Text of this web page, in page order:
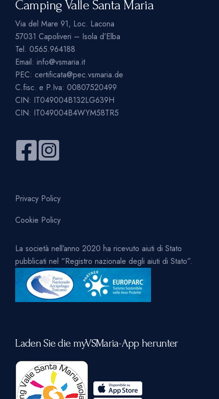
Camping Valle Santa Maria
Via del Mare 91, Loc. Lacona
57031 Capoliveri – Isola d’Elba
Tel.0565.964188
Email:info@vsmaria.it
PEC:certificata@pec.vsmaria.de
C.fisc. e P.Iva: 00807520499
CIN: IT049004B132LG639H
CIN: IT049004B4WYM58TR5
Privacy Policy
Cookie Policy
La società nell’anno 2020 ha ricevuto aiuti di Stato
pubblicati nel “Registro nazionale degli aiuti di Stato”.
Laden Sie die myVSMaria-App herunter